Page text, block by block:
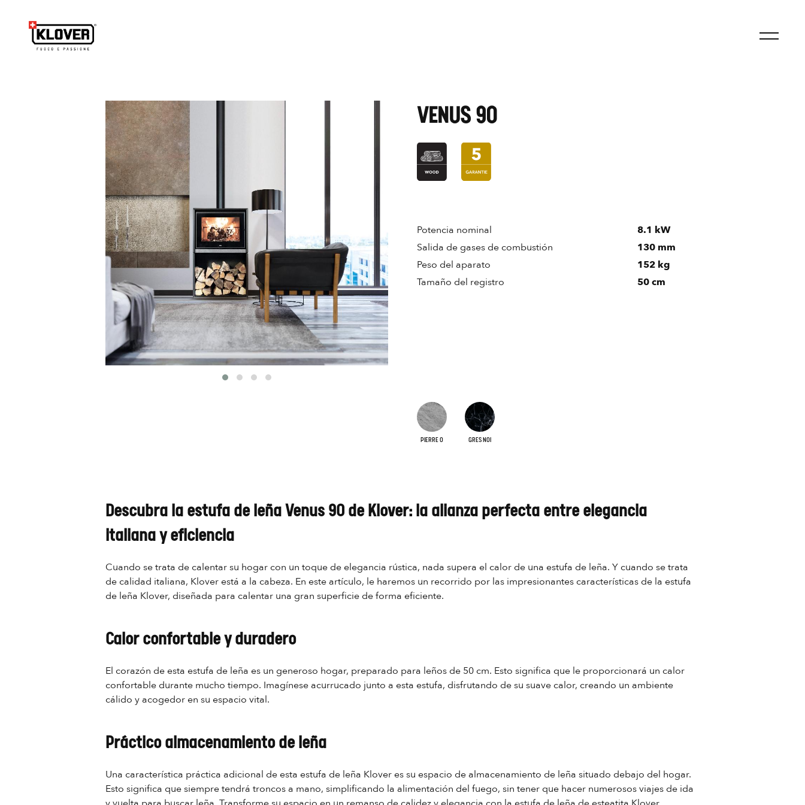
VENUS 90
Potencia nominal
8.1 kW
Salida de gases de combustión
130 mm
Peso del aparato
152 kg
Tamaño del registro
50 cm
PIERRE O GRES NOI
Descubra la estufa de leña Venus 90 de Klover: la alianza perfecta entre elegancia
italiana y eficiencia
Cuando se trata de calentar su hogar con un toque de elegancia rústica, nada supera el calor de una estufa de leña. Y cuando se trata
de calidad italiana, Klover está a la cabeza. En este artículo, le haremos un recorrido por las impresionantes características de la estufa
de leña Klover, diseñada para calentar una gran superficie de forma eficiente.
Calor confortable y duradero
El corazón de esta estufa de leña es un generoso hogar, preparado para leños de 50 cm. Esto significa que le proporcionará un calor
confortable durante mucho tiempo. Imagínese acurrucado junto a esta estufa, disfrutando de su suave calor, creando un ambiente
cálido y acogedor en su espacio vital.
Práctico almacenamiento de leña
Una característica práctica adicional de esta estufa de leña Klover es su espacio de almacenamiento de leña situado debajo del hogar.
Esto significa que siempre tendrá troncos a mano, simplificando la alimentación del fuego, sin tener que hacer numerosos viajes de ida